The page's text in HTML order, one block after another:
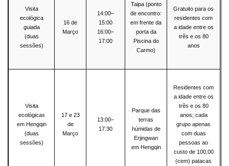
Visita
ecológica
guiada
(duas
sessões)
16 de
Março
14:00–
15:00
16:00–
17:00
Taipa (ponto
de encontro:
em frente da
porta da
Piscina do
Carmo)
Gratuito para os
residentes com
a idade entre os
três e os 80
anos
Visita
ecológicas
em Hengqin
(duas
sessões)
17 e 23
de
Março
13:00–
17:30
Parque das
terras
húmidas de
Erjingwan
em Hengqin
Residentes com
a idade entre os
três e os 80
anos; cada
grupo apenas
com duas
pessoas ao
custo de 100,00
(cem) patacas